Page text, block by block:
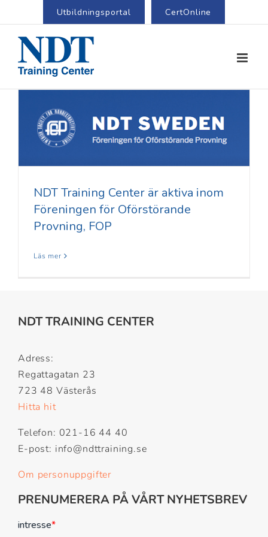
Utbildningsportal CertOnline
NDT Training Center är aktiva inom
Föreningen för Oförstörande
Provning, FOP
Läs mer
NDT TRAINING CENTER
Adress:
Regattagatan 23
723 48 Västerås
Hitta hit
Telefon: 021-16 44 40
E-post: info@ndttraining.se
Om personuppgifter
PRENUMERERA PÅ VÅRT NYHETSBREV